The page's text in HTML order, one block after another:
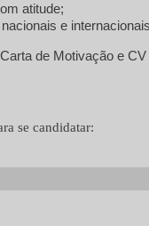
atitude;
e
de Motivação e
se candidatar: